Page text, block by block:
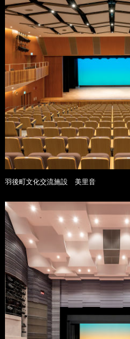
羽後町文化交流施設 美里音